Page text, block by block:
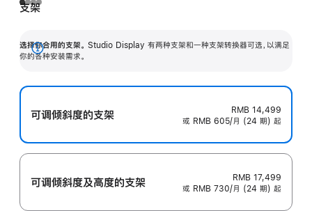
支架
选择你合用的支架。 Studio Display 有两种支架和一种支架转换器可选，以满足
你的各种安装需求。
展
可调倾斜度的支架
RMB 14,499
或 RMB 605/月 (24 期) 起
可调倾斜度及高‍度的支‍架
RMB 17,499
或 RMB 730/月 (24 期) 起